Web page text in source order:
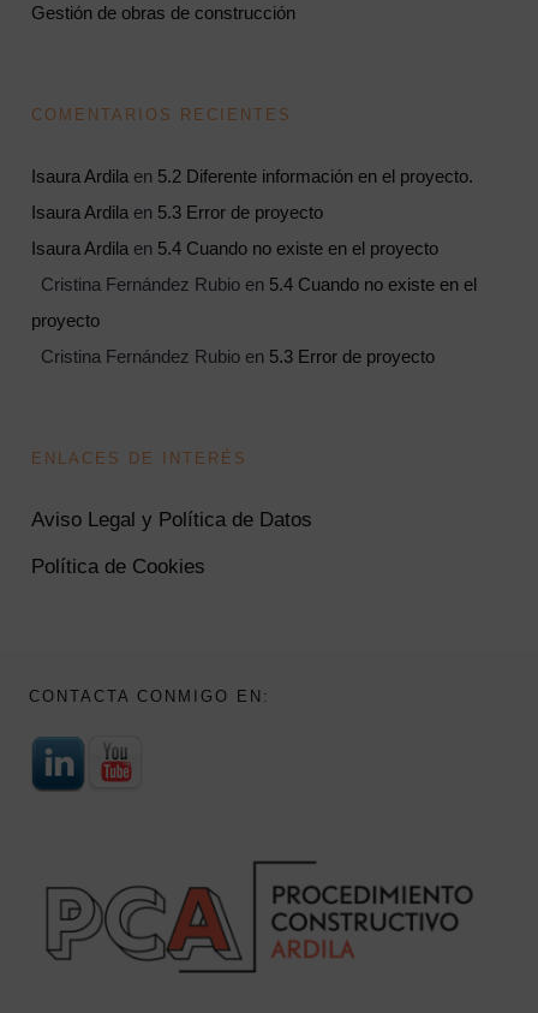
Gestión de obras de construcción
COMENTARIOS RECIENTES
Isaura Ardila en 5.2 Diferente información en el proyecto.
Isaura Ardila en 5.3 Error de proyecto
Isaura Ardila en 5.4 Cuando no existe en el proyecto
Cristina Fernández Rubioen 5.4 Cuando no existe en el
proyecto
Cristina Fernández Rubioen 5.3 Error de proyecto
ENLACES DE INTERÉS
Aviso Legal y Política de Datos
Política de Cookies
CONTACTA CONMIGO EN: